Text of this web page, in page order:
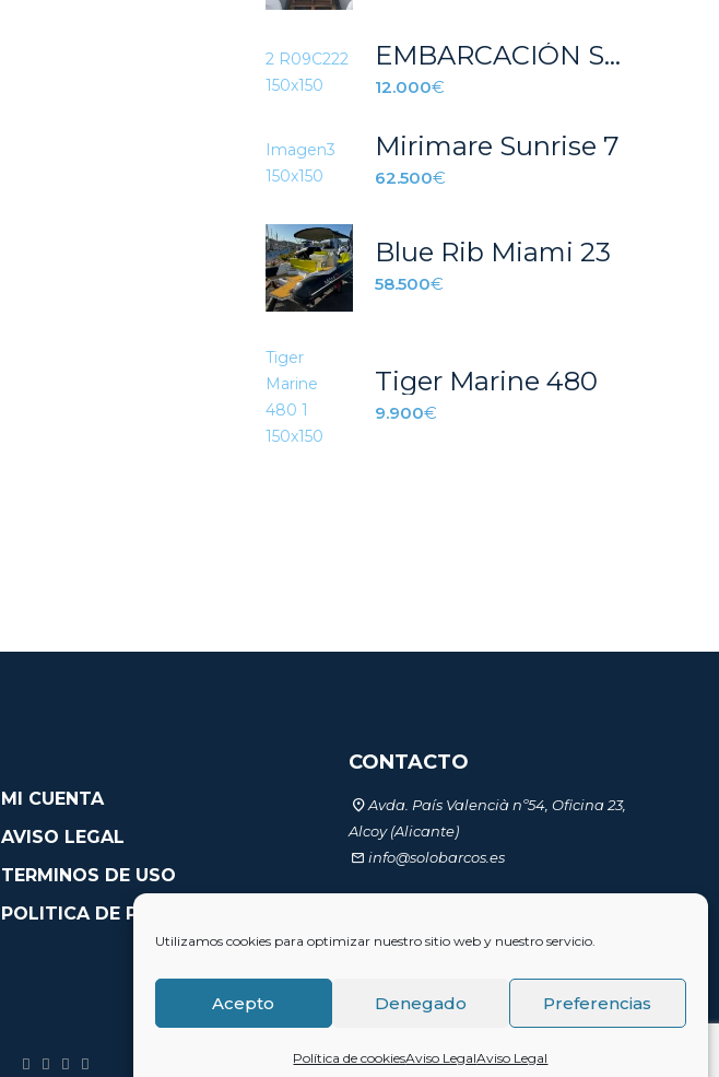
Utilizamos cookies para optimizar nuestro sitio web y nuestro servicio.
Acepto Denegado Preferencias
Política de cookiesAviso LegalAviso Legal
EMBARCACIÓN SEMIRRIGIDA AZURA 520
12.000€
Mirimare Sunrise 7
62.500€
Blue Rib Miami 23
58.500€
Tiger Marine 480
9.900€
MI CUENTA
AVISO LEGAL
TERMINOS DE USO
POLITICA DE PRIVACIDAD
CONTACTO
Avda. País Valencià nº54, Oficina 23,
Alcoy (Alicante)
info@solobarcos.es